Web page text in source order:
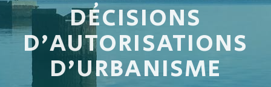
DÉCISIONS
D’AUTORISATIONS
D’URBANISME